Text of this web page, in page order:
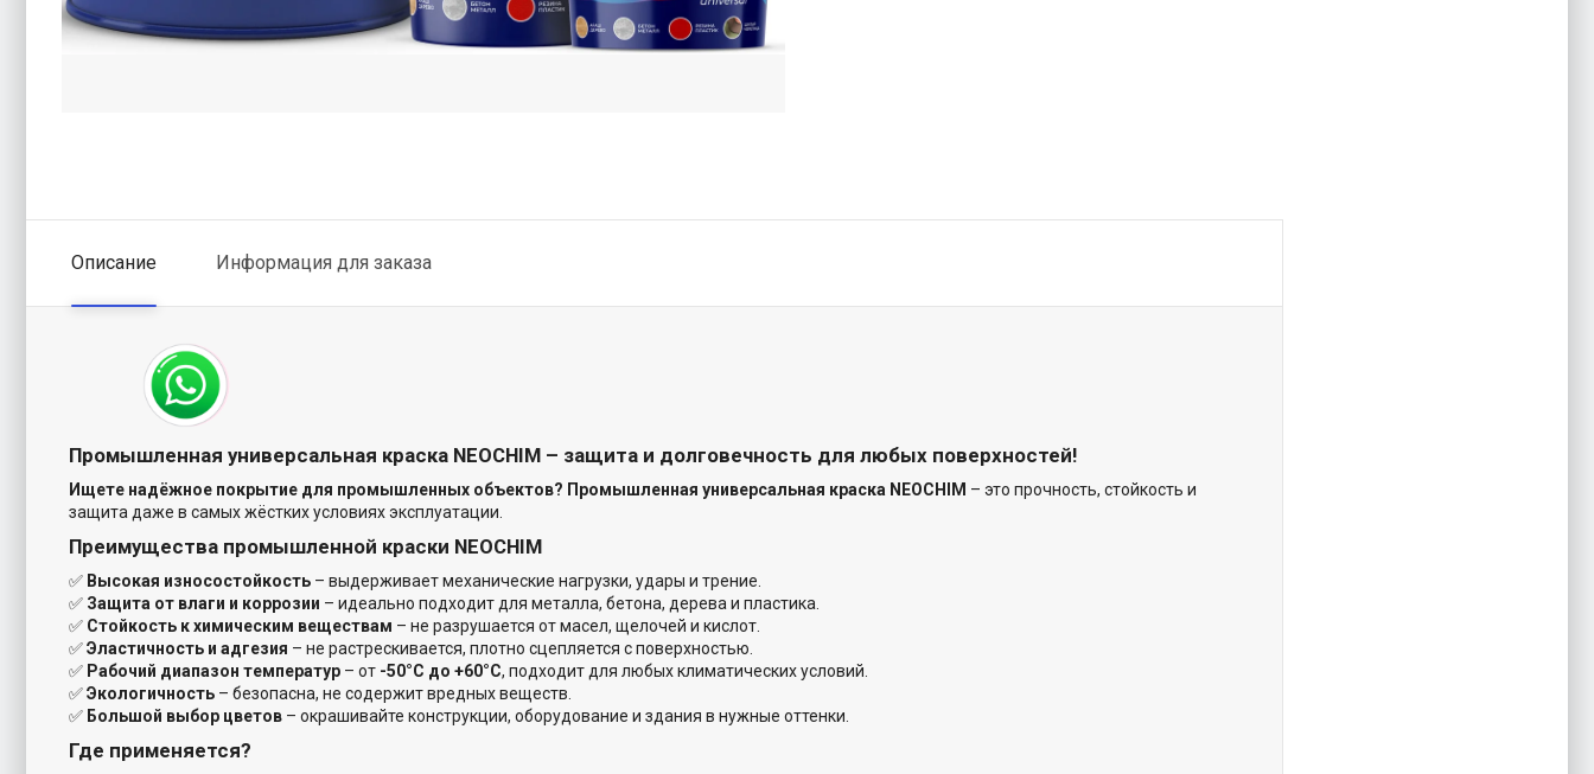
Описание Информация для заказа
Промышленная универсальная краска NEOCHIM – защита и долговечность для любых поверхностей!
Ищете надёжное покрытие для промышленных объектов? Промышленная универсальная краска NEOCHIM – это прочность, стойкость и
защита даже в самых жёстких условиях эксплуатации.
Преимущества промышленной краски NEOCHIM
✅ Высокая износостойкость – выдерживает механические нагрузки, удары и трение.
✅ Защита от влаги и коррозии – идеально подходит для металла, бетона, дерева и пластика.
✅ Стойкость к химическим веществам – не разрушается от масел, щелочей и кислот.
✅Эластичность и адгезия – не растрескивается, плотно сцепляется с поверхностью.
✅ Рабочий диапазон температур – от -50°С до +60°С, подходит для любых климатических условий.
✅Экологичность – безопасна, не содержит вредных веществ.
✅ Большой выбор цветов – окрашивайте конструкции, оборудование и здания в нужные оттенки.
Где применяется?